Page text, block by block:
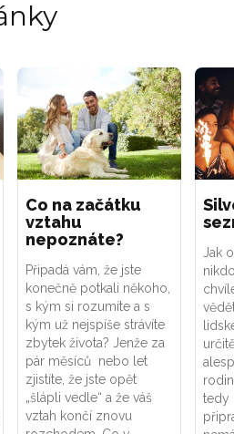
Co na začátku
vztahu
nepoznáte?
Připadá vám, že jste
konečně potkali někoho,
s kým si rozumíte a s
kým už nejspíše strávíte
zbytek života? Jenže za
pár měsíců nebo let
zjistíte, že jste opět
„šlápli vedle“ a že váš
vztah končí znovu
Jak
tedy